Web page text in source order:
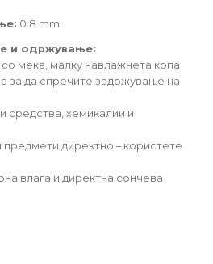
0.8 mm
и одржување:
мека, малку навлажнета крпа
за да спречите задржување на
средства, хемикалии и
предмети директно – користете
влага и директна сончева